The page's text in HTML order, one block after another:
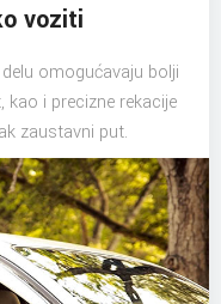
voziti
omogućavaju bolji
i precizne rekacije
zaustavni put.